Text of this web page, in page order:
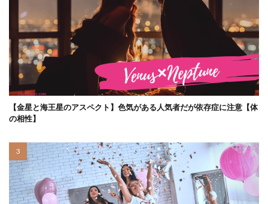
【金星と海王星のアスペクト】色気がある人気者だが依存症に注意【体
の相性】